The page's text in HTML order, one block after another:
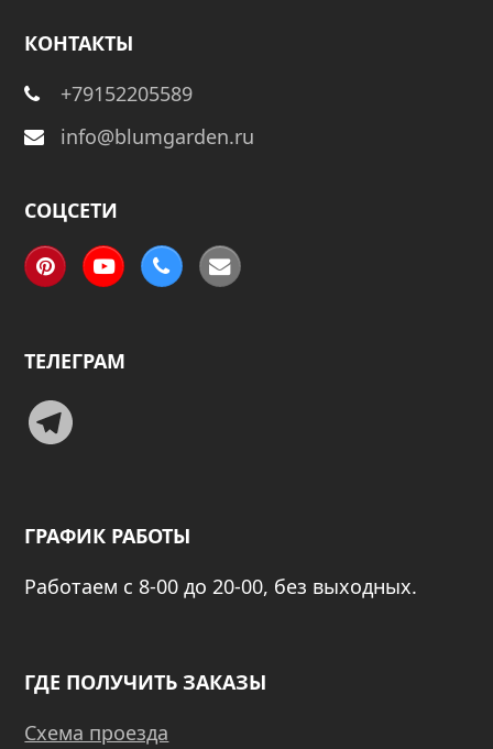
КОНТАКТЫ
+79152205589
info@blumgarden.ru
СОЦСЕТИ
PinterestYouTubePhoneEmail
ТЕЛЕГРАМ
Telegram
ГРАФИК РАБОТЫ
Работаем с 8-00 до 20-00, без выходных.
ГДЕ ПОЛУЧИТЬ ЗАКАЗЫ
Схема проезда